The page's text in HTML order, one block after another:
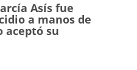
Asís fue
a manos de
aceptó su